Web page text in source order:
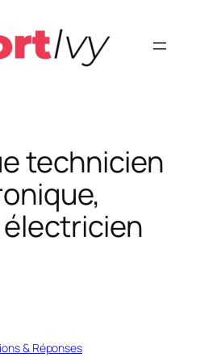
technicien
& Réponses